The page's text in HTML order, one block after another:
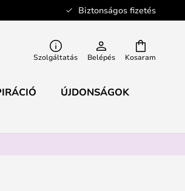
Biztonságos fizetés
Kosaram
Szolgáltatás Belépés
ÚJDONSÁGOK